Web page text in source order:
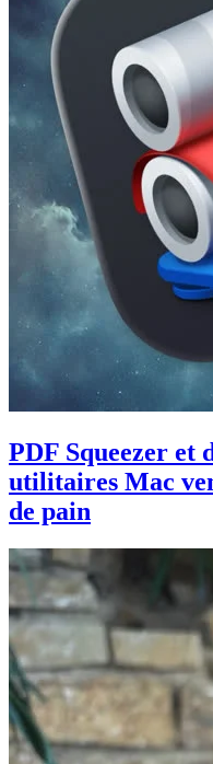
PDF Squeezer et
utilitaires Mac
de pain